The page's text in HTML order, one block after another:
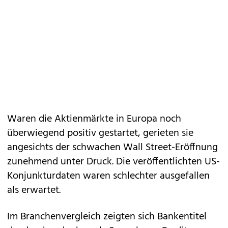
Waren die Aktienmärkte in Europa noch
überwiegend positiv gestartet, gerieten sie
angesichts der schwachen Wall Street-Eröffnung
zunehmend unter Druck. Die veröffentlichten US-
Konjunkturdaten waren schlechter ausgefallen
als erwartet.
Im Branchenvergleich zeigten sich Bankentitel